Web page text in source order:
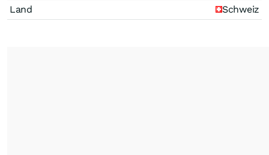
Land
Schweiz